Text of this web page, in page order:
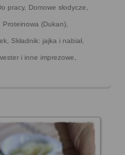
pracy, Domowe słodycze
Proteinowa (Dukan)
Składnik: jajka i nabiał
i inne imprezowe